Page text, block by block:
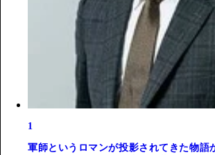
1
軍師というロマンが投影されてきた物語